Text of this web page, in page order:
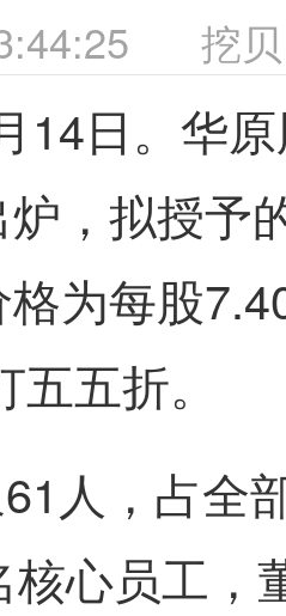
挖
14日。华
，拟授予
为每股
五折。
人，占全
核心员工，